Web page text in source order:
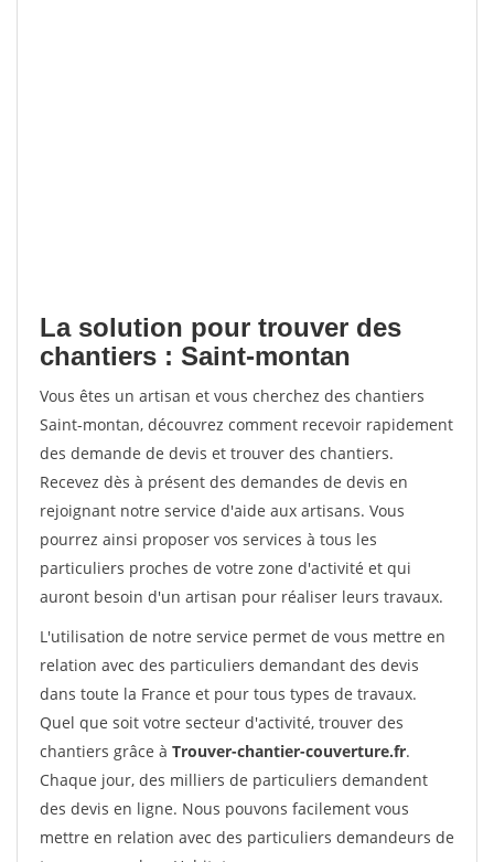
La solution pour trouver des
chantiers : Saint-montan
Vous êtes un artisan et vous cherchez des chantiers
Saint-montan, découvrez comment recevoir rapidement
des demande de devis et trouver des chantiers.
Recevez dès à présent des demandes de devis en
rejoignant notre service d'aide aux artisans. Vous
pourrez ainsi proposer vos services à tous les
particuliers proches de votre zone d'activité et qui
auront besoin d'un artisan pour réaliser leurs travaux.
L'utilisation de notre service permet de vous mettre en
relation avec des particuliers demandant des devis
dans toute la France et pour tous types de travaux.
Quel que soit votre secteur d'activité, trouver des
chantiers grâce à Trouver-chantier-couverture.fr.
Chaque jour, des milliers de particuliers demandent
des devis en ligne. Nous pouvons facilement vous
mettre en relation avec des particuliers demandeurs de